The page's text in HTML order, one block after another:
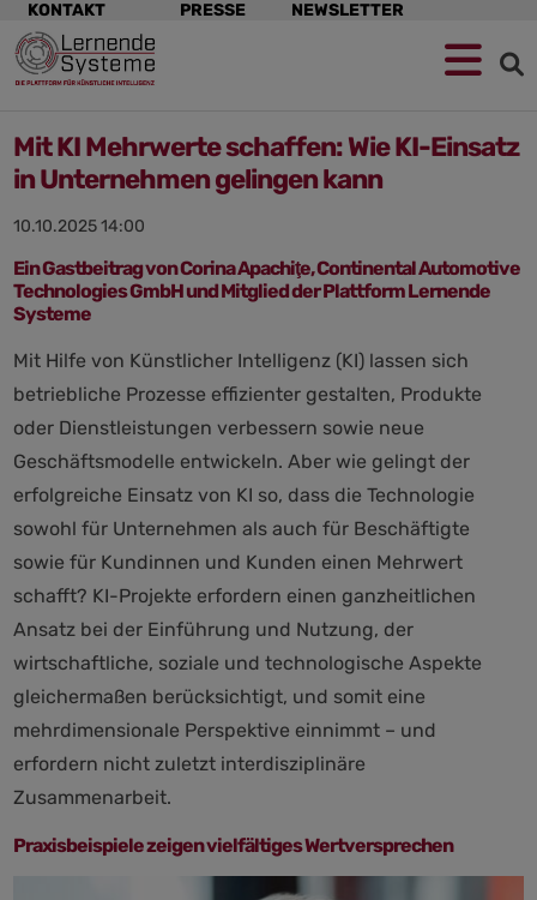
Navigation
überspringen
KONTAKT PRESSE NEWSLETTER
Mit KI Mehrwerte schaffen: Wie KI-Einsatz
in Unternehmen gelingen kann
10.10.2025 14:00
Ein Gastbeitrag von Corina Apachiţe, Continental Automotive
Technologies GmbH und Mitglied der Plattform Lernende
Systeme
Mit Hilfe von Künstlicher Intelligenz (KI) lassen sich
betriebliche Prozesse effizienter gestalten, Produkte
oder Dienstleistungen verbessern sowie neue
Geschäftsmodelle entwickeln. Aber wie gelingt der
erfolgreiche Einsatz von KI so, dass die Technologie
sowohl für Unternehmen als auch für Beschäftigte
sowie für Kundinnen und Kunden einen Mehrwert
schafft? KI-Projekte erfordern einen ganzheitlichen
Ansatz bei der Einführung und Nutzung, der
wirtschaftliche, soziale und technologische Aspekte
gleichermaßen berücksichtigt, und somit eine
mehrdimensionale Perspektive einnimmt – und
erfordern nicht zuletzt interdisziplinäre
Zusammenarbeit.
Praxisbeispiele zeigen vielfältiges Wertversprechen